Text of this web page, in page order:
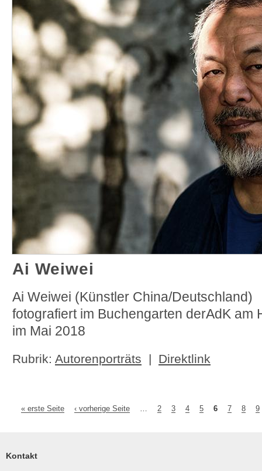
Ai Weiwei
Ai Weiwei (Künstler China/Deutschland)
fotografiert im Buchengarten derAdK am
im Mai 2018
Rubrik: Autorenporträts | Direktlink
Seiten
« erste Seite ‹ vorherige Seite … 2 3 4 5 6 7 8 9
Kontakt